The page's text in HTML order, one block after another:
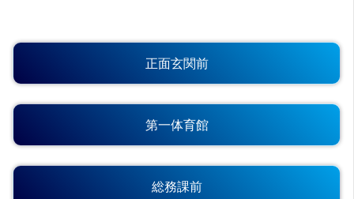
正面玄関前
第一体育館
総務課前